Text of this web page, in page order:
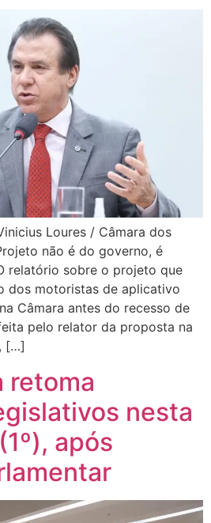
Loures / Câmara dos
não é do governo, é
relatório sobre o projeto que
dos motoristas de aplicativo
Câmara antes do recesso de
pelo relator da proposta na
[…]
retoma
nesta
após